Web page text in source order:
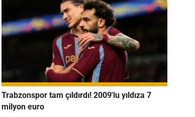
Trabzonspor tam çıldırdı! 2009'lu yıldıza 7
milyon euro